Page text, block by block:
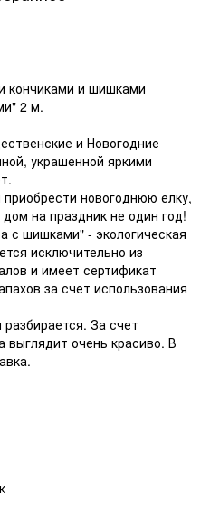
кончиками и шишками
2 м.
и Новогодние
украшенной яркими
новогоднюю елку,
на праздник не один год!
с шишками" - экологическая
исключительно из
и имеет сертификат
за счет использования
За счет
выглядит очень красиво. В